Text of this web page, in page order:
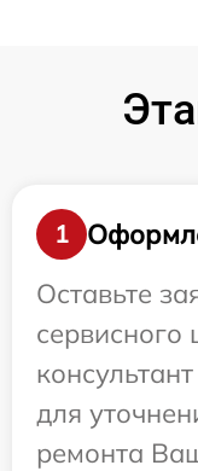
1
Оставьте
для
ремонта